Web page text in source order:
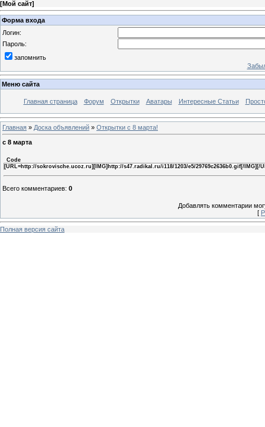
[Мой сайт]
Форма входа
Логин:
Пароль:
запомнить
Меню сайта
Главная страница Форум Открытки Аватары Интересные Статьи
Главная » Доска объявлений » Открытки с 8 марта!
с 8 марта
Code
[URL=http://sokrovische.ucoz.ru][IMG]http://s47.radikal.ru/i118/1203/e5/29769c2636b0.gif[/IMG][/
Всего комментариев: 0
Добавлять комментарии
[
Полная версия сайта